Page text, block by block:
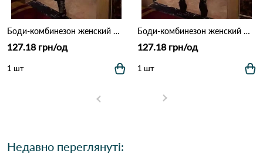
Боди-комбинезон женский DD014 Чорний
127.18 грн/од
1 шт
Боди-комбинезон женский DD001 Чорний
127.18 грн/од
1 шт
Недавно переглянуті: